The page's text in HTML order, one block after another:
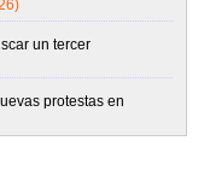
un tercer
protestas en